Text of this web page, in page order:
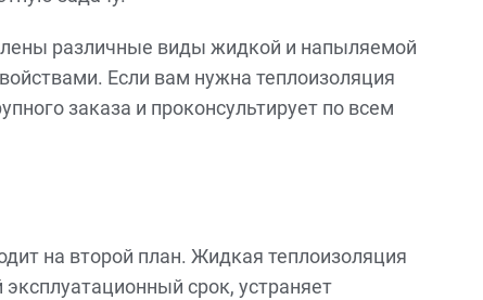
различные виды жидкой и напыляемой
Если вам нужна теплоизоляция
заказа и проконсультирует по всем
на второй план. Жидкая теплоизоляция
срок, устраняет